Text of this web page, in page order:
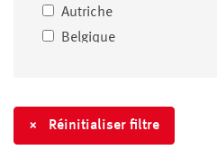
Autriche
Belgique
× Réinitialiser filtre